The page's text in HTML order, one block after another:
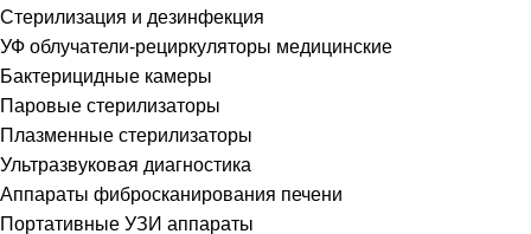
Стерилизация и дезинфекция
УФ облучатели-рециркуляторы медицинские
Бактерицидные камеры
Паровые стерилизаторы
Плазменные стерилизаторы
Ультразвуковая диагностика
Аппараты фибросканирования печени
Портативные УЗИ аппараты